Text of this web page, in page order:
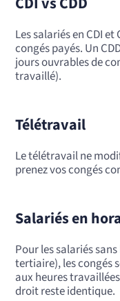
Les salariés en CDI
congés payés. Un
jours ouvrables de
travaillé).
Télétravail
Le télétravail ne
prenez vos congés
Salariés en
Pour les salariés
tertiaire), les congés
aux heures
droit reste identique.